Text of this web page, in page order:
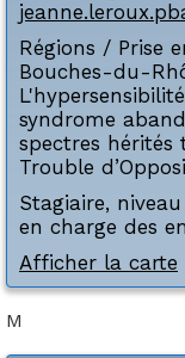
Régions / Prise
Bouches-du-
L'hypersensibilité
syndrome
spectres hérités
Trouble
Stagiaire,
en charge des
Afficher la carte
M